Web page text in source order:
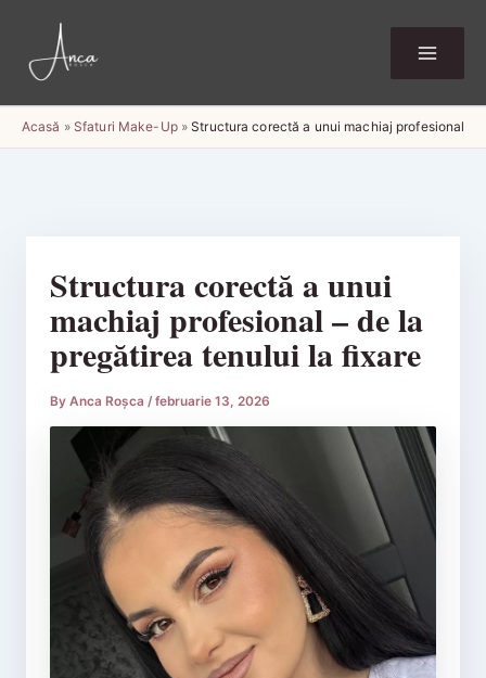
content
Acasă » Sfaturi Make-Up»Structura corectă a unui machiaj profesional –
Structura corectă a unui
machiaj profesional – de la
pregătirea tenului la fixare
By Anca Roșca /februarie 13, 2026